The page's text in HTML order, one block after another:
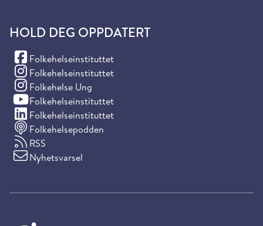
HOLD DEG OPPDATERT
Folkehelseinstituttet
(Facebook)
Folkehelseinstituttet
(Instagram)
Folkehelse Ung
(Instagram)
Folkehelseinstituttet
(YouTube)
Folkehelseinstituttet
(LinkedIn)
Folkehelsepodden
RSS
Nyhetsvarsel